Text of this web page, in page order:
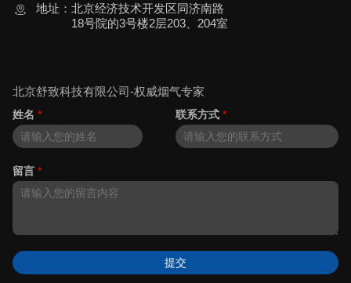
地址： 北京经济技术开发区同济南路
18号院的3号楼2层203、204室
北京舒致科技有限公司-权威烟气专家
姓名 * 联系方式 *
留言 *
提交